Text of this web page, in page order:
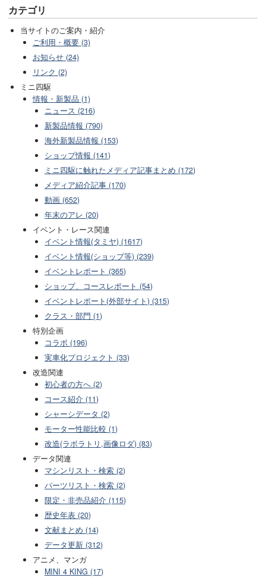
カテゴリ
当サイトのご案内・紹介
ご利用・概要 (3)
お知らせ (24)
リンク (2)
ミニ四駆
情報・新製品 (1)
ニュース (216)
新製品情報 (790)
海外新製品情報 (153)
ショップ情報 (141)
ミニ四駆に触れたメディア記事まとめ (172)
メディア紹介記事 (170)
動画 (652)
年末のアレ (20)
イベント・レース関連
イベント情報(タミヤ) (1617)
イベント情報(ショップ等) (239)
イベントレポート (365)
ショップ、コースレポート (54)
イベントレポート(外部サイト) (315)
クラス・部門 (1)
特別企画
コラボ (196)
実車化プロジェクト (33)
改造関連
初心者の方へ (2)
コース紹介 (11)
シャーシデータ (2)
モーター性能比較 (1)
改造(ラボラトリ,画像ロダ) (83)
データ関連
マシンリスト・検索 (2)
パーツリスト・検索 (2)
限定・非売品紹介 (115)
歴史年表 (20)
文献まとめ (14)
データ更新 (312)
アニメ、マンガ
MINI 4 KING (17)